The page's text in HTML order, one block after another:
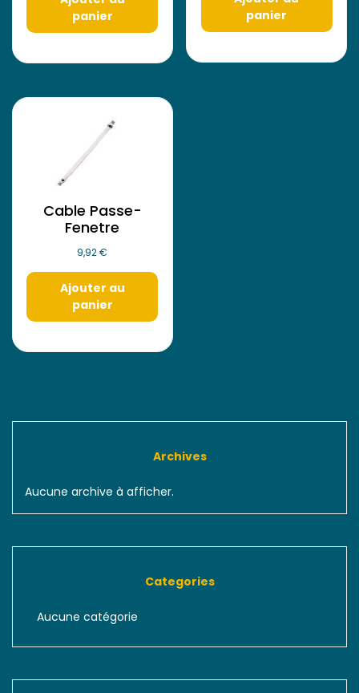
panier
panier
Cable Passe-
Fenetre
9,92€
Ajouter au
panier
Archives
Aucune archive à afficher.
Categories
Aucune catégorie